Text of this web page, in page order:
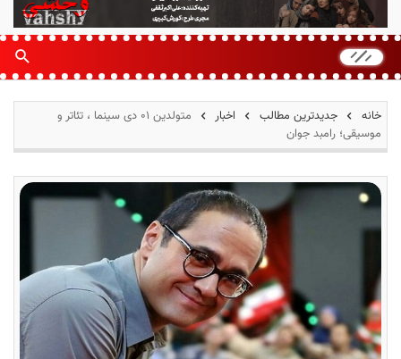
ر
ش
ر
م
ز
خانه جدیدترین مطالب اخبار
متولدین ۰۱ دی سینما ، تئاتر و
موسیقی؛ رامبد جوان